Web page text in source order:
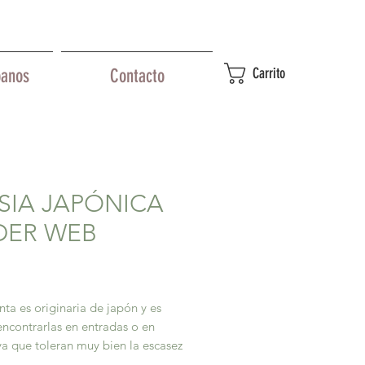
JAPÓNICA
WEB
es originaria de japón y es
en entradas o en
que toleran muy bien la escasez
Contacto Carrito